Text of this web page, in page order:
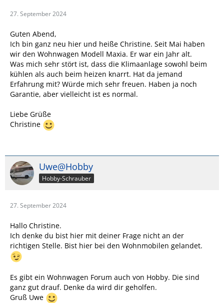
27. September 2024
Guten Abend,
Ich bin ganz neu hier und heiße Christine. Seit Mai haben
wir den Wohnwagen Modell Maxia. Er war ein Jahr alt.
Was mich sehr stört ist, dass die Klimaanlage sowohl beim
kühlen als auch beim heizen knarrt. Hat da jemand
Erfahrung mit? Würde mich sehr freuen. Haben ja noch
Garantie, aber vielleicht ist es normal.
Liebe Grüße
Christine
Uwe@Hobby
Hobby-Schrauber
27. September 2024
Hallo Christine.
Ich denke du bist hier mit deiner Frage nicht an der
richtigen Stelle. Bist hier bei den Wohnmobilen gelandet.
Es gibt ein Wohnwagen Forum auch von Hobby. Die sind
ganz gut drauf. Denke da wird dir geholfen.
Gruß Uwe